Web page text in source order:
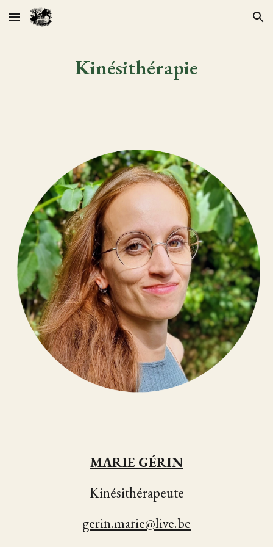
Skip to main content Skip to navigation
Kinésithérapie
MARIE GÉRIN
Kinésithérapeute
gerin.marie@live.be